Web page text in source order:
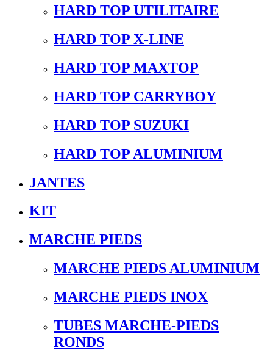
HARD TOP UTILITAIRE
HARD TOP X-LINE
HARD TOP MAXTOP
HARD TOP CARRYBOY
HARD TOP SUZUKI
HARD TOP ALUMINIUM
JANTES
KIT
MARCHE PIEDS
MARCHE PIEDS ALUMINIUM
MARCHE PIEDS INOX
TUBES MARCHE-PIEDS
RONDS